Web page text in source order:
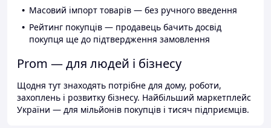
Масовий імпорт товарів — без ручного введення
Рейтинг покупців — продавець бачить досвід
покупця ще до підтвердження замовлення
Prom — для людей і бізнесу
Щодня тут знаходять потрібне для дому, роботи,
захоплень і розвитку бізнесу. Найбільший маркетплейс
України — для мільйонів покупців і тисяч підприємців.